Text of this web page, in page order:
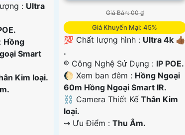
: Ultra
Hồng
Smart
Kim loại.
Giá Bán: 00 ₫
Giá Khuyến Mại: 45%
💯 Chất lượng hình : Ultra 4k 👍🏾
.
®️ Công Nghệ Sử Dụng : IP POE.
🌔 Xem ban đêm : Hồng Ngoại
60m Hồng Ngoại Smart IR.
⛓ Camera Thiết Kế Thân Kim
loại.
️⇝ Ưu Điểm : Thu Âm.